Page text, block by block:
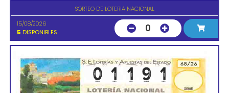
SORTEO DE LOTERIA NACIONAL
15/08/2026
5 DISPONIBLES 0